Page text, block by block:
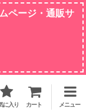
ページ・通販サ
に入り カート メニュー